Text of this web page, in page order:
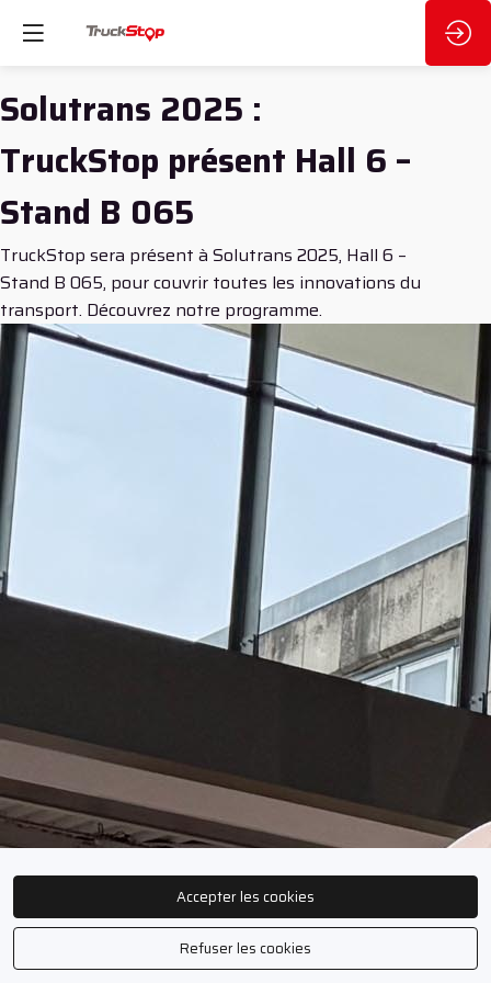
Solutrans 2025 :
TruckStop présent Hall 6 –
Stand B 065
TruckStop sera présent à Solutrans 2025, Hall 6 –
Stand B 065, pour couvrir toutes les innovations du
transport. Découvrez notre programme.
Accepter les cookies
Refuser les cookies